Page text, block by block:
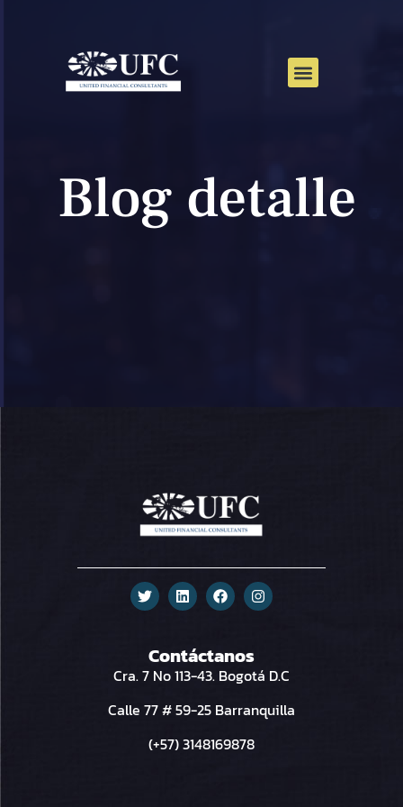
Blog detalle
Contáctanos
Cra. 7 No 113-43. Bogotá D.C
Calle 77 # 59-25 Barranquilla
(+57) 3148169878